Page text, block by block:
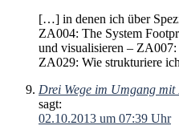
[…] in denen ich über
ZA004: The System
und visualisieren –
ZA029: Wie strukturiere
Drei Wege im Umgang mit
sagt:
02.10.2013 um 07:39 Uhr